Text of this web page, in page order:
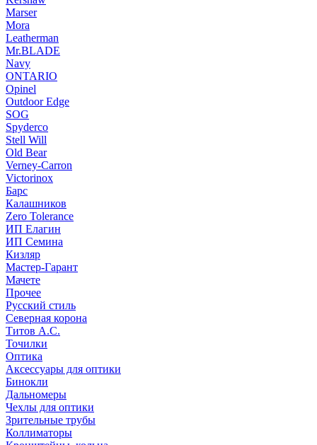
Marser
Mora
Leatherman
Mr.BLADE
Navy
ONTARIO
Opinel
Outdoor Edge
SOG
Spyderco
Stell Will
Old Bear
Verney-Carron
Victorinox
Барс
Калашников
Zero Tolerance
ИП Елагин
ИП Семина
Кизляр
Мастер-Гарант
Мачете
Прочее
Русский стиль
Северная корона
Титов А.С.
Точилки
Оптика
Аксессуары для оптики
Бинокли
Дальномеры
Чехлы для оптики
Зрительные трубы
Коллиматоры